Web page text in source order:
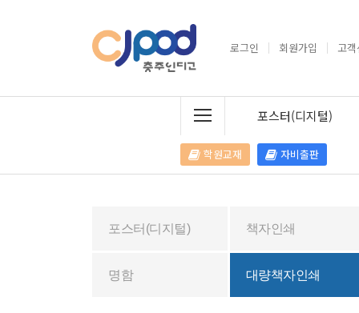
로그인 회원가입 고
포스터(디지털)
학원교재 자비출판
포스터(디지털) 책자인쇄
명함 대량책자인쇄